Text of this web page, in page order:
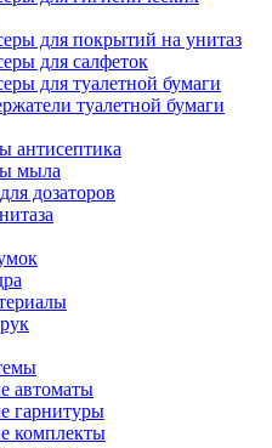
для покрытий на унитаз
для салфеток
для туалетной бумаги
туалетной бумаги
антисептика
мыла
дозаторов
автоматы
гарнитуры
комплекты